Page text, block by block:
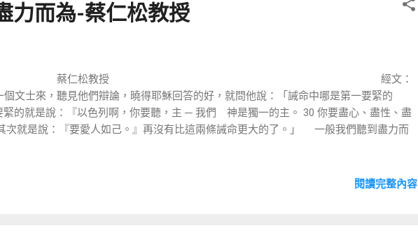
力而為-蔡仁松教授
蔡仁松教授 經文：
文士來，聽見他們辯論，曉得耶穌回答的好，就問他說：「誡命中哪是第一要緊的
緊的就是說：『以色列啊，你要聽，主 ─ 我們 神是獨一的主。 30 你要盡心、盡性、盡
就是說：『要愛人如己。』再沒有比這兩條誡命更大的了。」 一般我們聽到盡力而
閱讀完整內容